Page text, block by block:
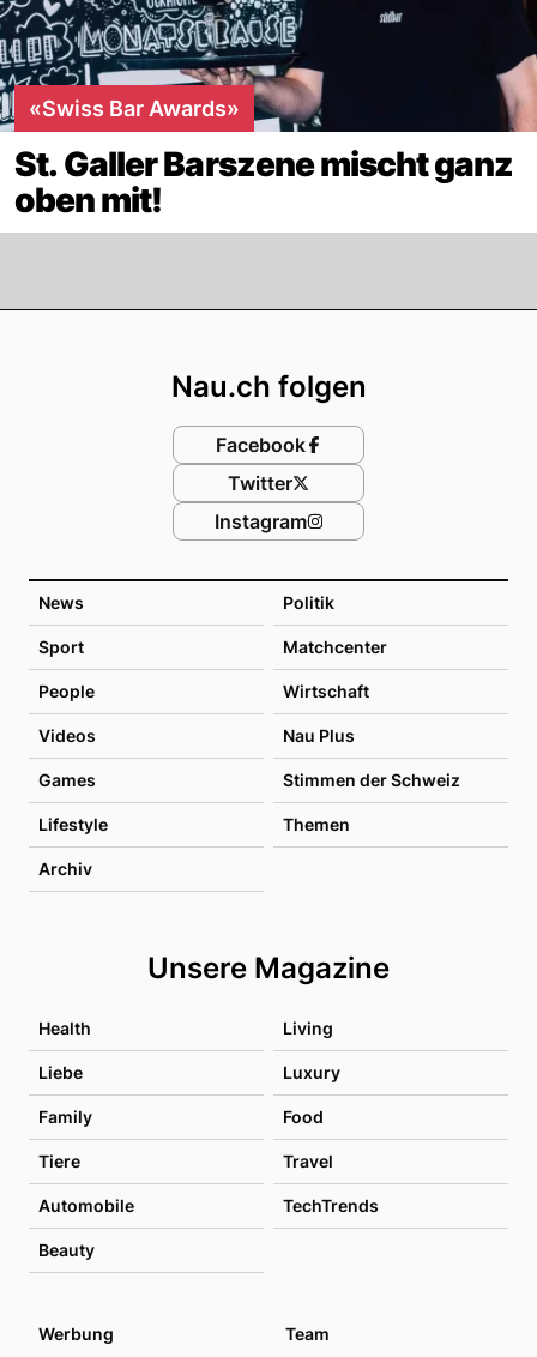
«Swiss Bar Awards»
St. Galler Barszene mischt ganz
oben mit!
News Politik
Sport Matchcenter
People Wirtschaft
Videos Nau Plus
Games Stimmen der Schweiz
Lifestyle Themen
Archiv
Unsere Magazine
Health Living
Liebe Luxury
Family Food
Tiere Travel
Automobile TechTrends
Beauty
Nau.ch folgen
Facebook
Twitter
Instagram
Werbung Team